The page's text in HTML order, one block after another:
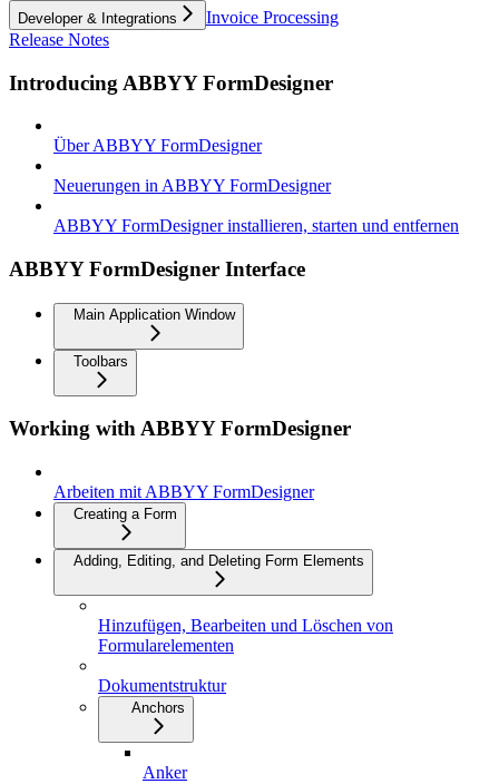
Developer & Integrations
Invoice Processing
Release Notes
Introducing ABBYY FormDesigner
Über ABBYY FormDesigner
Neuerungen in ABBYY FormDesigner
ABBYY FormDesigner installieren, starten und entfernen
ABBYY FormDesigner Interface
Main Application Window
Toolbars
Working with ABBYY FormDesigner
Arbeiten mit ABBYY FormDesigner
Creating a Form
Adding, Editing, and Deleting Form Elements
Hinzufügen, Bearbeiten und Löschen von
Formularelementen
Dokumentstruktur
Anchors
Anker